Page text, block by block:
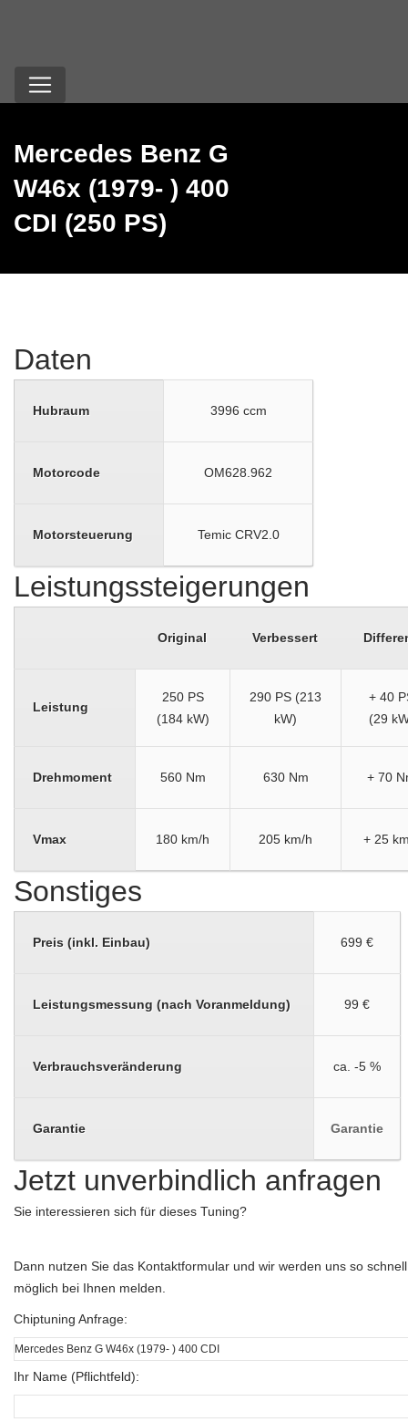
Mercedes Benz G
W46x (1979- ) 400
CDI (250 PS)
Daten
Hubraum 3996 ccm
Motorcode OM628.962
Motorsteuerung Temic CRV2.0
Leistungssteigerungen
Original Verbessert
Leistung
250 PS
(184 kW)
290 PS (213
kW)
+ 40
(29
Drehmoment 560 Nm 630 Nm + 70
Vmax 180 km/h 205 km/h + 25
Sonstiges
Preis (inkl. Einbau) 699 €
Leistungsmessung (nach Voranmeldung) 99 €
Verbrauchsveränderung ca. -5 %
Garantie Garantie
Jetzt unverbindlich anfragen
Sie interessieren sich für dieses Tuning?
Dann nutzen Sie das Kontaktformular und wir werden uns so
möglich bei Ihnen melden.
Chiptuning Anfrage:
Ihr Name (Pflichtfeld):